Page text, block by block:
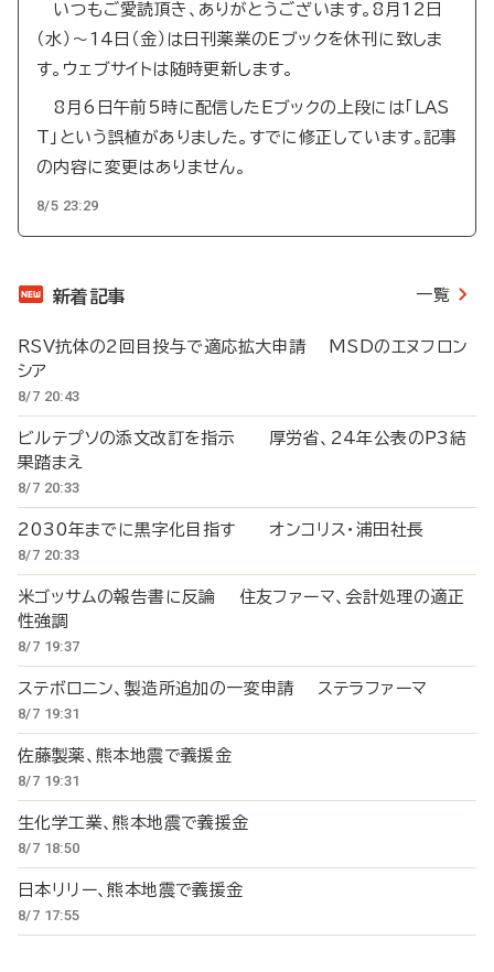
いつもご愛読頂き、ありがとうございます。8月12日
（水）～14日（金）は日刊薬業のEブックを休刊に致しま
す。ウェブサイトは随時更新します。
8月6日午前5時に配信したEブックの上段には「LAS
T」という誤植がありました。すでに修正しています。記事
の内容に変更はありません。
8/5 23:29
新着記事 一覧
RSV抗体の2回目投与で適応拡大申請 MSDのエヌフロン
シア
8/7 20:43
ビルテプソの添文改訂を指示 厚労省、24年公表のP3結
果踏まえ
8/7 20:33
2030年までに黒字化目指す オンコリス・浦田社長
8/7 20:33
米ゴッサムの報告書に反論 住友ファーマ、会計処理の適正
性強調
8/7 19:37
ステボロニン、製造所追加の一変申請 ステラファーマ
8/7 19:31
佐藤製薬、熊本地震で義援金
8/7 19:31
生化学工業、熊本地震で義援金
8/7 18:50
日本リリー、熊本地震で義援金
8/7 17:55